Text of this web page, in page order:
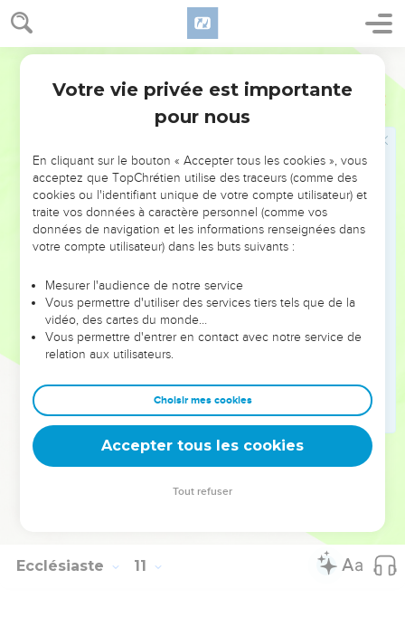
Ecclésiaste 10
Ne pas trop parler
12 Les paroles du sage sont pleines de grâce, tandis que les
dès le début, ce qu’il profère n’est que folie, et la fin de
son discours est plus délirante encore.
Le fou multiplie les paroles. Pourtant, l'homme ne sait pas
ce qui arrivera, et qui peut lui annoncer ce qui existera après
lui ?
Le travail des hommes stupides les fatigue, eux qui ne
savent même pas comment se rendre à la ville.
chefs se goinfrent dès le matin !
Tu es heureux, pays dont le roi est d’origine noble et dont
les chefs mangent au moment convenable, pour prendre des
forces et non pour s’adonner à la boisson !
Quand les mains sont paresseuses, le toit s’effondre ;
quand elles sont négligentes, la maison a des gouttières.
On prépare des repas pour s’amuser, le vin rend la vie
joyeuse et l'argent a réponse à tout.
Ne maudis pas le roi, même en pensée, et ne maudis pas
en emporter le son, l'animal ailé pourrait répéter tes paroles.
Ecclésiaste 11
Votre vie privée est importante
pour nous
En cliquant sur le bouton « Accepter tous les cookies », vous
acceptez que TopChrétien utilise des traceurs (comme des
cookies ou l'identifiant unique de votre compte utilisateur) et
traite vos données à caractère personnel (comme vos
données de navigation et les informations renseignées dans
votre compte utilisateur) dans les buts suivants :
Mesurer l'audience de notre service
Vous permettre d'utiliser des services tiers tels que de la
vidéo, des cartes du monde…
Vous permettre d'entrer en contact avec notre service de
relation aux utilisateurs.
Choisir mes cookies
Accepter tous les cookies
Tout refuser